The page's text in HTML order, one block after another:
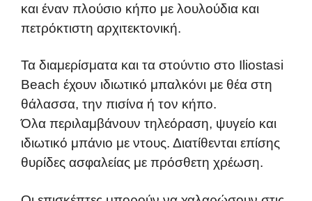
και έναν πλούσιο κήπο με λουλούδια και
πετρόκτιστη αρχιτεκτονική.
Τα διαμερίσματα και τα στούντιο στο Iliostasi
Beach έχουν ιδιωτικό μπαλκόνι με θέα στη
θάλασσα, την πισίνα ή τον κήπο.
Όλα περιλαμβάνουν τηλεόραση, ψυγείο και
ιδιωτικό μπάνιο με ντους. Διατίθενται επίσης
θυρίδες ασφαλείας με πρόσθετη χρέωση.